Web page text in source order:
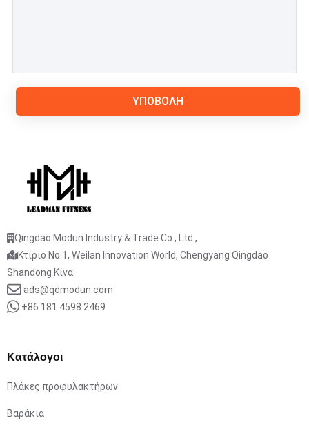
ΥΠΟΒΟΛΉ
Qingdao Modun Industry & Trade Co., Ltd.,
Κτίριο No.1, Weilan Innovation World, Chengyang Qingdao
Shandong Κίνα.
ads@qdmodun.com
+86 181 4598 2469
Κατάλογοι
Πλάκες προφυλακτήρων
Βαράκια